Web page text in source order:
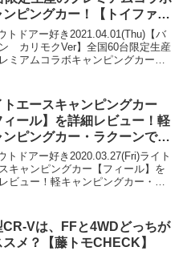
ンピングカー！【トイファク
ー】✖️【カリモク家具】
トドアー好き2021.04.01(Thu)【バ
カリモクVer】全国60台限定生産
ミアムコラボキャンピングカー！
！2:アウトドアー好き2021...
トエースキャンピングカー
ィール】を詳細レビュー！軽
ンピングカー・ラクーンで有
オートショップアズマがリリ
する、取り回しのいいコンパ
なキャブコン！
トドアー好き2020.03.27(Fri)ライト
キャンピングカー【フィール】を
ビュー！軽キャンピングカー・ラ
ャブコン！って人気で話題らしい
CR-Vは、FFと4WDどっちが
スメ？【藤トモCHECK】